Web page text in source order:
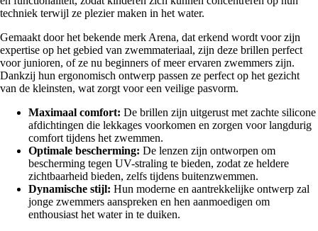
techniek terwijl ze plezier maken in het water.
Gemaakt door het bekende merk Arena, dat erkend wordt voor zijn
expertise op het gebied van zwemmateriaal, zijn deze brillen perfect
voor junioren, of ze nu beginners of meer ervaren zwemmers zijn.
Dankzij hun ergonomisch ontwerp passen ze perfect op het gezicht
van de kleinsten, wat zorgt voor een veilige pasvorm.
Maximaal comfort: De brillen zijn uitgerust met zachte silicone
afdichtingen die lekkages voorkomen en zorgen voor langdurig
comfort tijdens het zwemmen.
Optimale bescherming: De lenzen zijn ontworpen om
bescherming tegen UV-straling te bieden, zodat ze heldere
zichtbaarheid bieden, zelfs tijdens buitenzwemmen.
Dynamische stijl: Hun moderne en aantrekkelijke ontwerp zal
jonge zwemmers aanspreken en hen aanmoedigen om
enthousiast het water in te duiken.